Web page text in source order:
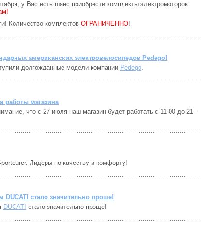
у Вас есть шанс приобрести комплекты электромоторов
Количество комплектов ОГРАНИЧЕННО!
американских электровелосипедов Pedego!
долгожданные модели компании Pedego.
работы магазина
что с 27 июля наш магазин будет работать с 11-00 до 21-
Лидеры по качеству и комфорту!
DUCATI стало значительно проще!
DUCATI стало значительно проще!